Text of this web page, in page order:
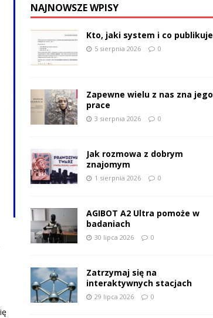
NAJNOWSZE WPISY
Kto, jaki system i co publikuje
5 sierpnia 2026 0
Zapewne wielu z nas zna jego
prace
3 sierpnia 2026 0
Jak rozmowa z dobrym
znajomym
1 sierpnia 2026 0
AGIBOT A2 Ultra pomoże w
badaniach
30 lipca 2026 0
Zatrzymaj się na
interaktywnych stacjach
29 lipca 2026 0